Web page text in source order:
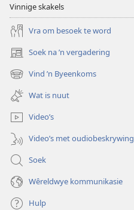
Vinnige skakels
Vra om besoek te word
Soek na ’n vergadering
(maak
nuwe
venster
oop)
Vind ’n Byeenkoms
(maak
nuwe
venster
oop)
Wat is nuut
Video’s
Video’s met
Soek
Wêreldwye kommunikasie
Hulp